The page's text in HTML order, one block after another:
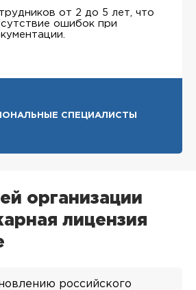
от 2 до 5 лет, что
ошибок при
СПЕЦИАЛИСТЫ
организации
лицензия
российского